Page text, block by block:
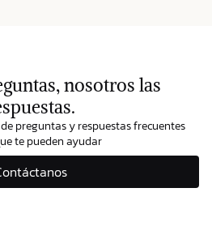
nosotros las
preguntas y respuestas frecuentes
te pueden ayudar